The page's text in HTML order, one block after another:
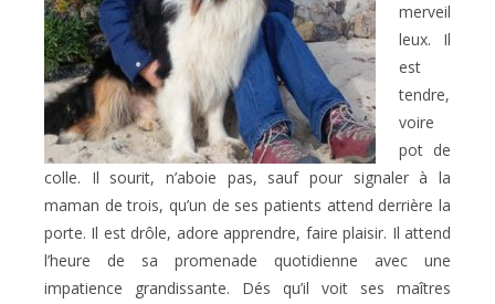
merveil
leux. Il
est
tendre,
voire
pot de
colle. Il sourit, n’aboie pas, sauf pour signaler à la
maman de trois, qu’un de ses patients attend derrière la
porte. Il est drôle, adore apprendre, faire plaisir. Il attend
l’heure de sa promenade quotidienne avec une
impatience grandissante. Dés qu’il voit ses maîtres